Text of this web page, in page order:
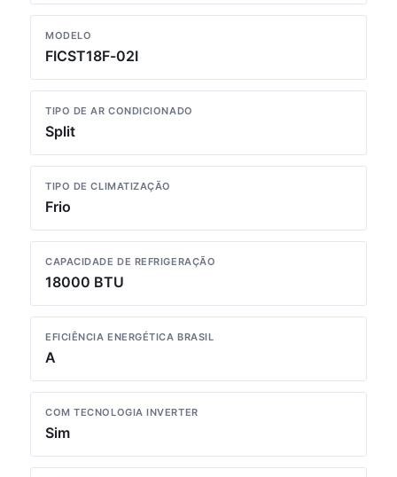
MODELO
FICST18F-02I
TIPO DE AR CONDICIONADO
Split
TIPO DE CLIMATIZAÇÃO
Frio
CAPACIDADE DE REFRIGERAÇÃO
18000 BTU
EFICIÊNCIA ENERGÉTICA BRASIL
A
COM TECNOLOGIA INVERTER
Sim